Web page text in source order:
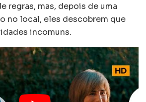
regras, mas, depois de uma
no local, eles descobrem que
incomuns.